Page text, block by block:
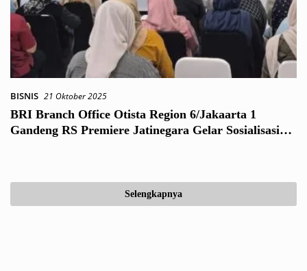
BISNIS 21 Oktober 2025
BRI Branch Office Otista Region 6/Jakaarta 1
Gandeng RS Premiere Jatinegara Gelar Sosialisasi
Selengkapnya